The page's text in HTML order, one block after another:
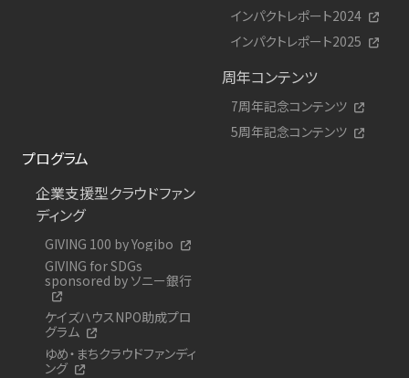
インパクトレポート2024
インパクトレポート2025
周年コンテンツ
7周年記念コンテンツ
5周年記念コンテンツ
プログラム
企業支援型クラウドファン
ディング
GIVING 100 by Yogibo
GIVING for SDGs
sponsored by ソニー銀行
ケイズハウスNPO助成プロ
グラム
ゆめ・まちクラウドファンディ
ング